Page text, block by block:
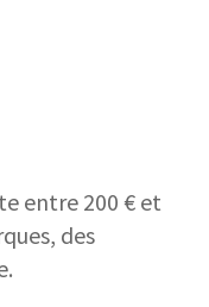
entre 200 € et
des